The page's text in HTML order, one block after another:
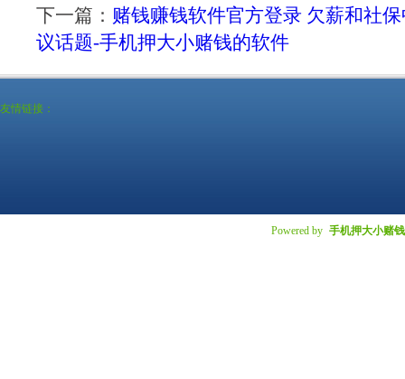
下一篇： 赌钱赚钱软件官方登录 欠薪和社
议话题-手机押大小赌钱的软件
友情链接：
Powered by 手机押大小赌